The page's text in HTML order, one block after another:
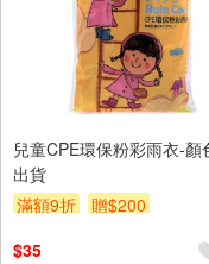
兒童CPE環保粉彩雨衣-顏
出貨
滿額9折
贈$200
$35